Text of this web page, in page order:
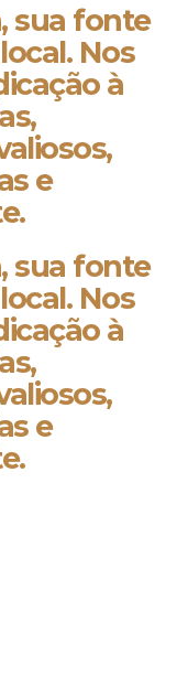
sua fonte
Nos
à
e
sua fonte
Nos
à
e